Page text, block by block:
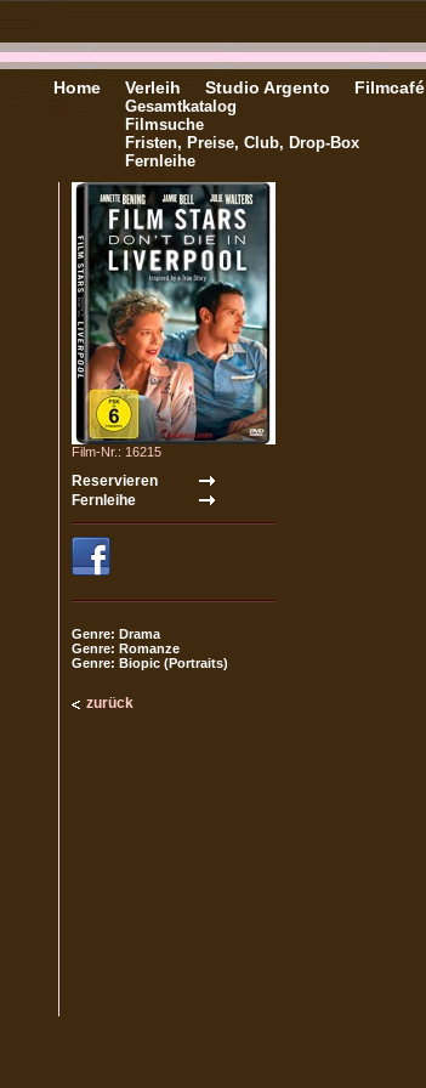
Home Verleih
Gesamtkatalog
Filmsuche
Fristen, Preise, Club, Drop-Box
Fernleihe
Studio Argento Filmcafé
Film-Nr.: 16215
Genre: Drama
Genre: Romanze
Genre: Biopic (Portraits)
zurück